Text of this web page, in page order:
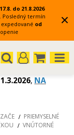
do 21.8.2026
Posledný termín
od
×
, NA
PRIEMYSELNÉ
VNÚTORNÉ